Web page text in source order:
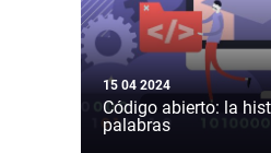
15 04 2024
Código abierto: la
palabras